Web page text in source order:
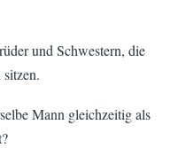
und Schwestern, die
Mann gleichzeitig als